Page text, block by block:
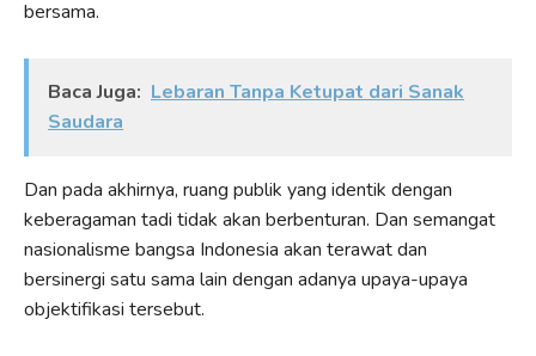
bersama.
Baca Juga: Lebaran Tanpa Ketupat dari Sanak
Saudara
Dan pada akhirnya, ruang publik yang identik dengan
keberagaman tadi tidak akan berbenturan. Dan semangat
nasionalisme bangsa Indonesia akan terawat dan
bersinergi satu sama lain dengan adanya upaya-upaya
objektifikasi tersebut.